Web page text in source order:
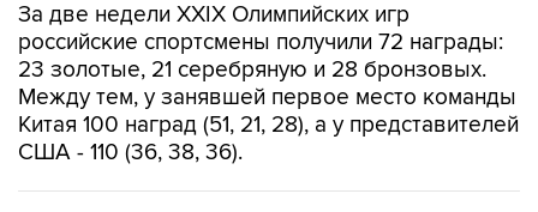
За две недели XXIX Олимпийских игр
российские спортсмены получили 72 награды:
23 золотые, 21 серебряную и 28 бронзовых.
Между тем, у занявшей первое место команды
Китая 100 наград (51, 21, 28), а у представителей
США - 110 (36, 38, 36).